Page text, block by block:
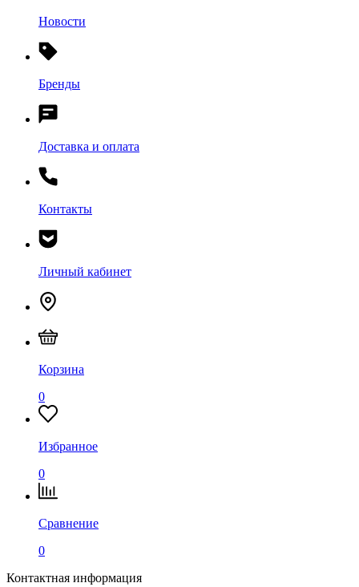
Новости
Бренды
Доставка и оплата
Контакты
Личный кабинет
Корзина
0
Избранное
0
Сравнение
0
Контактная информация